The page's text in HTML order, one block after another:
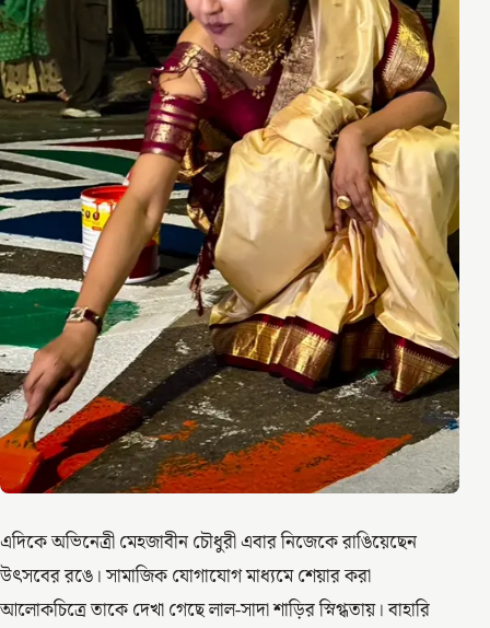
এদিকে অভিনেত্রী মেহজাবীন চৌধুরী এবার নিজেকে রাঙিয়েছেন
উৎসবের রঙে। সামাজিক যোগাযোগ মাধ্যমে শেয়ার করা
আলোকচিত্রে তাকে দেখা গেছে লাল-সাদা শাড়ির স্নিগ্ধতায়। বাহারি